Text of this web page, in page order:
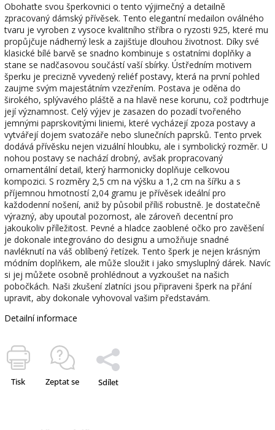
Obohaťte svou šperkovnici o tento výjimečný a detailně
zpracovaný dámský přívěsek. Tento elegantní medailon oválného
tvaru je vyroben z vysoce kvalitního stříbra o ryzosti 925, které mu
propůjčuje nádherný lesk a zajišťuje dlouhou životnost. Díky své
klasické bílé barvě se snadno kombinuje s ostatními doplňky a
stane se nadčasovou součástí vaší sbírky. Ústředním motivem
šperku je precizně vyvedený reliéf postavy, která na první pohled
zaujme svým majestátním vzezřením. Postava je oděna do
širokého, splývavého pláště a na hlavě nese korunu, což podtrhuje
její významnost. Celý výjev je zasazen do pozadí tvořeného
jemnými paprskovitými liniemi, které vycházejí zpoza postavy a
vytvářejí dojem svatozáře nebo slunečních paprsků. Tento prvek
dodává přívěsku nejen vizuální hloubku, ale i symbolický rozměr. U
nohou postavy se nachází drobný, avšak propracovaný
ornamentální detail, který harmonicky doplňuje celkovou
kompozici. S rozměry 2,5 cm na výšku a 1,2 cm na šířku a s
příjemnou hmotností 2,04 gramu je přívěsek ideální pro
každodenní nošení, aniž by působil příliš robustně. Je dostatečně
výrazný, aby upoutal pozornost, ale zároveň decentní pro
jakoukoliv příležitost. Pevné a hladce zaoblené očko pro zavěšení
je dokonale integrováno do designu a umožňuje snadné
navléknutí na váš oblíbený řetízek. Tento šperk je nejen krásným
módním doplňkem, ale může sloužit i jako smysluplný dárek. Navíc
si jej můžete osobně prohlédnout a vyzkoušet na našich
pobočkách. Naši zkušení zlatníci jsou připraveni šperk na přání
upravit, aby dokonale vyhovoval vašim představám.
Detailní informace
Tisk Zeptat se Sdílet